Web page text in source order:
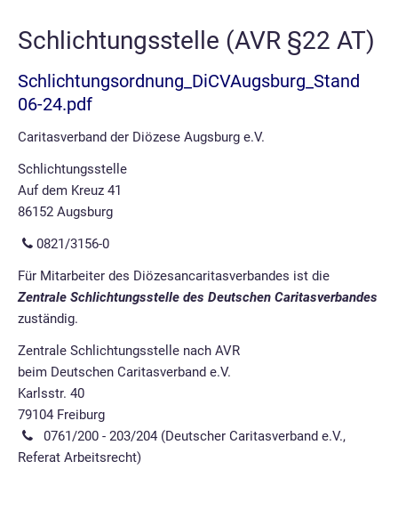
Schlichtungsstelle (AVR §22 AT)
Schlichtungsordnung_DiCVAugsburg_Stand
06-24.pdf
Caritasverband der Diözese Augsburg e.V.
Schlichtungsstelle
Auf dem Kreuz 41
86152 Augsburg
0821/3156-0
Für Mitarbeiter des Diözesancaritasverbandes ist die
Zentrale Schlichtungsstelle des Deutschen Caritasverbandes
zuständig.
Zentrale Schlichtungsstelle nach AVR
beim Deutschen Caritasverband e.V.
Karlsstr. 40
79104 Freiburg
0761/200 - 203/204 (Deutscher Caritasverband e.V.,
Referat Arbeitsrecht)